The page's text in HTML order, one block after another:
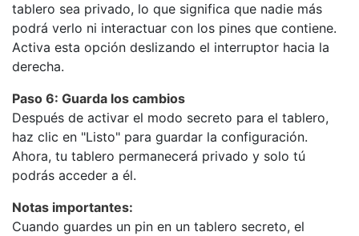
tablero sea privado, lo que significa que nadie más
podrá verlo ni interactuar con los pines que contiene.
Activa esta opción deslizando el interruptor hacia la
derecha.
Paso 6: Guarda los cambios
Después de activar el modo secreto para el tablero,
haz clic en "Listo" para guardar la configuración.
Ahora, tu tablero permanecerá privado y solo tú
podrás acceder a él.
Notas importantes:
Cuando guardes un pin en un tablero secreto, el